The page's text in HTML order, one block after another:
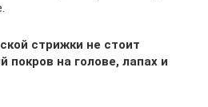
стрижки не стоит
покров на голове, лапах и